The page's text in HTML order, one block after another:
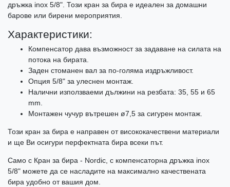
дръжка inox 5/8". Този кран за бира е идеален за домашни
барове или бирени мероприятия.
Характеристики:
Компенсатор дава възможност за задаване на силата на
потока на бирата.
Заден стоманен вал за по-голяма издръжливост.
Опция 5/8" за улеснен монтаж.
Налични използваеми дължини на резбата: 35, 55 и 65
mm.
Монтажен чучур вътрешен ø7,5 за сигурен монтаж.
Този кран за бира е направен от висококачествени материали
и ще Ви осигури перфектната бира всеки път.
Само с Кран за бира - Nordic, с компенсаторна дръжка inox
5/8" можете да се насладите на максимално качествената
бира удобно от вашия дом.